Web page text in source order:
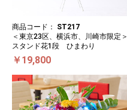
商品コード： ST217
＜東京23区、横浜市、川崎市限定＞
スタンド花1段 ひまわり
￥19,800